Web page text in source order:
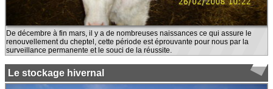
De décembre à fin mars, il y a de nombreuses naissances ce qui assure le
renouvellement du cheptel, cette période est éprouvante pour nous par la
surveillance permanente et le souci de la réussite.
Le stockage hivernal